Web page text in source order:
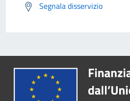
Segnala disservizio